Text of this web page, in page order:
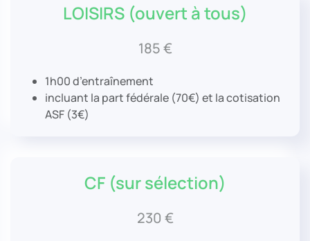
LOISIRS (ouvert à tous)
185 €
1h00d’entraînement
incluant la part fédérale (70€) et la cotisation
ASF (3€)
CF (sur sélection)
230 €